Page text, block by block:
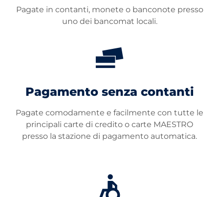
Pagate in contanti, monete o banconote presso
uno dei bancomat locali.
Pagamento senza contanti
Pagate comodamente e facilmente con tutte le
principali carte di credito o carte MAESTRO
presso la stazione di pagamento automatica.